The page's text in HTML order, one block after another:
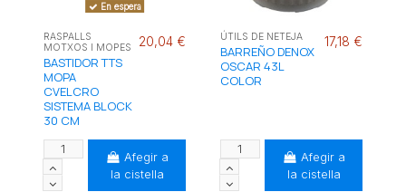
En espera
RASPALLS
MOTXOS I MOPES
BASTIDOR TTS
MOPA
CVELCRO
SISTEMA BLOCK
30 CM
20,04 €
Afegir a
la cistella
ÚTILS DE NETEJA
BARREÑO DENOX
OSCAR 43L
COLOR
17,18 €
Afegir a
la cistella